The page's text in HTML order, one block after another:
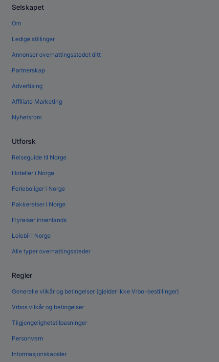
Selskapet
Om
Ledige stillinger
Annonser overnattingsstedet ditt
Partnerskap
Advertising
Affiliate Marketing
Nyhetsrom
Utforsk
Reiseguide til Norge
Hoteller i Norge
Ferieboliger i Norge
Pakkereiser i Norge
Flyreiser innenlands
Leiebil i Norge
Alle typer overnattingssteder
Regler
Generelle vilkår og betingelser (gjelder ikke Vrbo-bestillinger)
Vrbos vilkår og betingelser
Tilgjengelighetstilpasninger
Personvern
Informasjonskapsler